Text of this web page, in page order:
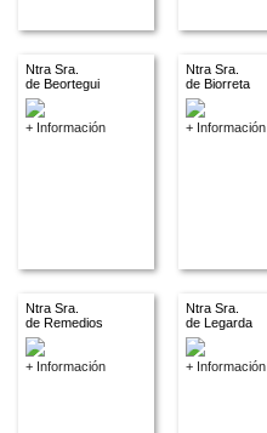
Ntra Sra.
de Beortegui
+ Información
Ntra Sra.
de Biorreta
+ Información
Ntra Sra.
de Remedios
+ Información
Ntra Sra.
de Legarda
+ Información